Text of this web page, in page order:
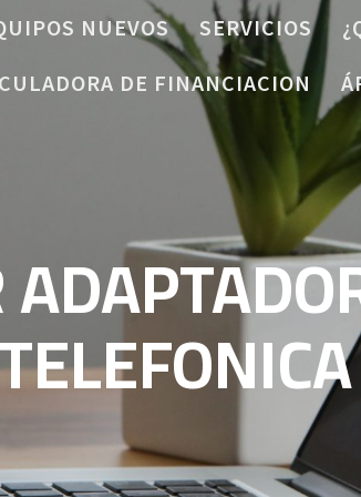
NUEVOS SERVICIOS
DE FINANCIACION